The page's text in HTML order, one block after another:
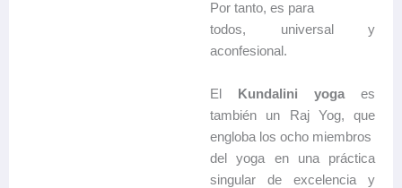
Por tanto, es para
todos, universal y
aconfesional.
El Kundalini yoga es
también un Raj Yog, que
engloba los ocho miembros
del yoga en una práctica
singular de excelencia y